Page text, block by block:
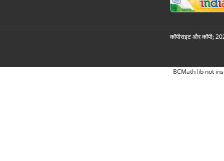
कॉपीराइट और कॉपी;
BCMath lib not